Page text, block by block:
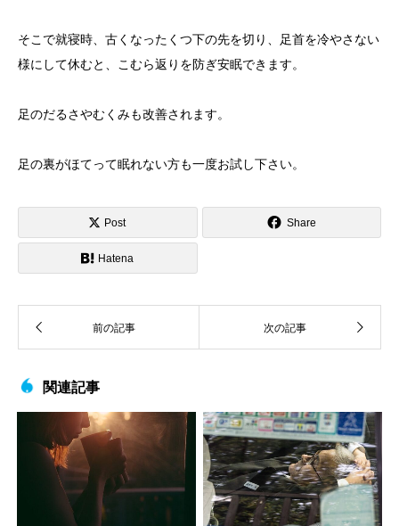
そこで就寝時、古くなったくつ下の先を切り、足首を冷やさない
様にして休むと、こむら返りを防ぎ安眠できます。
足のだるさやむくみも改善されます。
足の裏がほてって眠れない方も一度お試し下さい。
Post Share
Hatena
関連記事